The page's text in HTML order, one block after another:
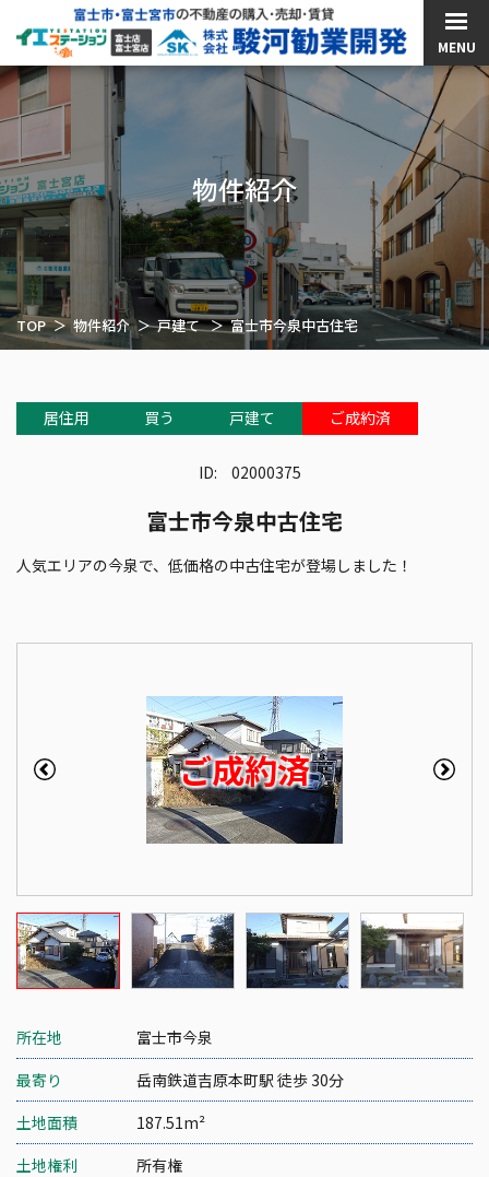
MENU
物件紹介
TOP 物件紹介 戸建て 富士市今泉中古住宅
居住用 買う 戸建て ご成約済
ID: 02000375
富士市今泉中古住宅
人気エリアの今泉で、低価格の中古住宅が登場しました！
ご成約済
所在地
富士市今泉
最寄り
岳南鉄道吉原本町駅 徒歩 30分
土地面積
187.51m²
土地権利
所有権